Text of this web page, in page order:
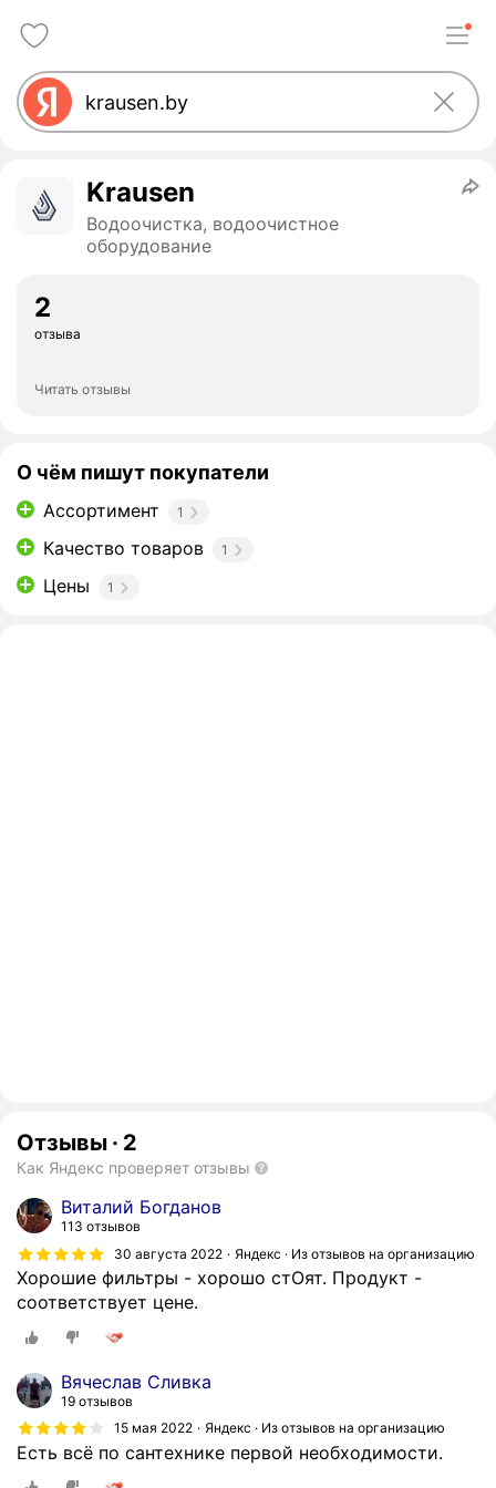
Krausen
Водоочистка, водоочистное
оборудование
2
отзыва
Читать отзывы
О чём пишут покупатели
Ассортимент 1
Качество товаров 1
Цены 1
Отзывы · 2
Как Яндекс проверяет отзывы
Виталий Богданов
113 отзывов
30 августа 2022
Яндекс · Из отзывов на организацию
Хорошие фильтры - хорошо стОят. Продукт -
соответствует цене.
Вячеслав Сливка
19 отзывов
15 мая 2022
Яндекс · Из отзывов на организацию
Есть всё по сантехнике первой необходимости.